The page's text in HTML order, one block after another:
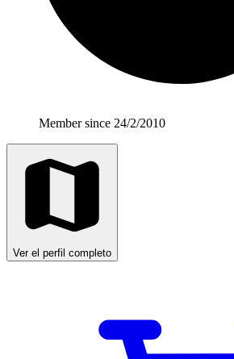
Member since 24/2/2010
Ver el perfil completo